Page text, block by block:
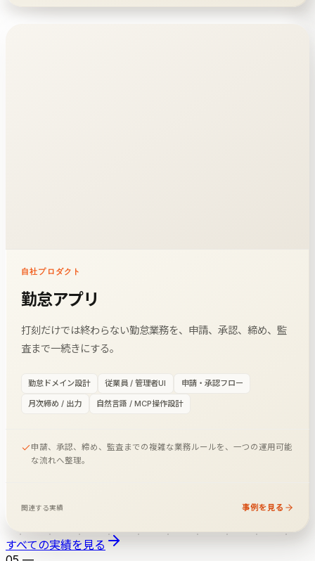
自社プロダクト
勤怠アプリ
打刻だけでは終わらない勤怠業務を、申請、承認、締め、監
査まで一続きにする。
勤怠ドメイン設計 従業員 / 管理者UI 申請・承認フロー
月次締め / 出力 自然言語 / MCP操作設計
申請、承認、締め、監査までの複雑な業務ルールを、一つの運用可能
な流れへ整理。
関連する実績 事例を見る
すべての実績を見る